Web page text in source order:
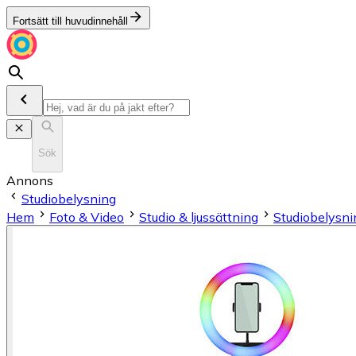
Fortsätt till huvudinnehåll
Sök
Annons
Studiobelysning
Hem
Foto & Video Studio & ljussättning